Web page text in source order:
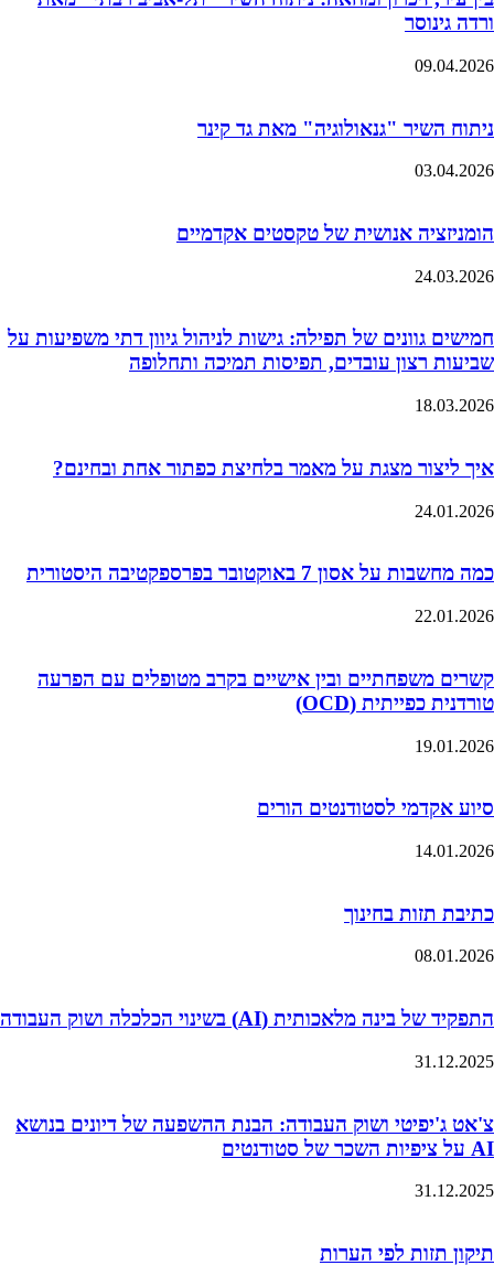
ורדה גינוסר
09.04.2026
ניתוח השיר "גנאולוגיה" מאת גד קינר
03.04.2026
הומניזציה אנושית של טקסטים אקדמיים
24.03.2026
חמישים גוונים של תפילה: גישות לניהול גיוון דתי משפיעות על
שביעות רצון עובדים, תפיסות תמיכה ותחלופה
18.03.2026
איך ליצור מצגת על מאמר בלחיצת כפתור אחת ובחינם?
24.01.2026
כמה מחשבות על אסון 7 באוקטובר בפרספקטיבה היסטורית
22.01.2026
קשרים משפחתיים ובין אישיים בקרב מטופלים עם הפרעה
טורדנית כפייתית (OCD)
19.01.2026
סיוע אקדמי לסטודנטים הורים
14.01.2026
כתיבת תזות בחינוך
08.01.2026
התפקיד של בינה מלאכותית (AI) בשינוי הכלכלה ושוק העבודה
31.12.2025
צ'אט ג'יפיטי ושוק העבודה: הבנת ההשפעה של דיונים בנושא
AI על ציפיות השכר של סטודנטים
31.12.2025
תיקון תזות לפי הערות